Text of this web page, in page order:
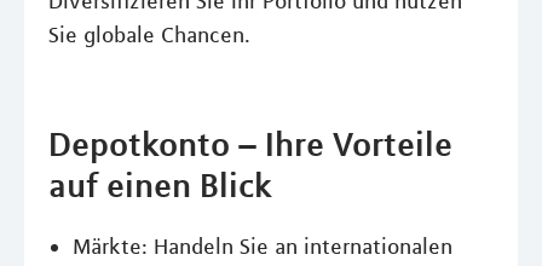
Sie globale Chancen.
Depotkonto – Ihre Vorteile
auf einen Blick
Märkte: Handeln Sie an internationalen